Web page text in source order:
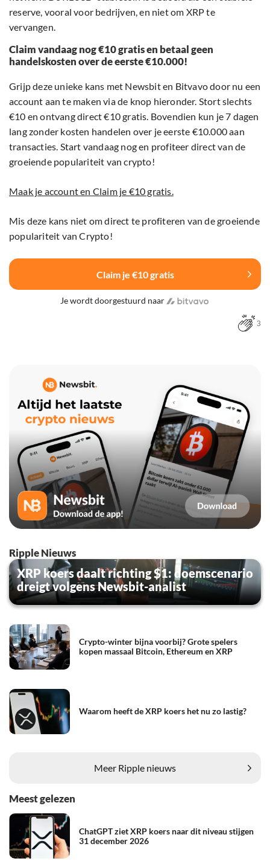
reserve, vooral voor bedrijven, en niet om XRP te
vervangen.
Claim vandaag nog €10 gratis en betaal geen
handelskosten over de eerste €10.000!
Grijp deze unieke kans met Newsbit en Bitvavo door nu een
account aan te maken via de knop hieronder. Stort slechts
€10 en ontvang direct €10 gratis. Bovendien kun je 7 dagen
lang zonder kosten handelen over je eerste €10.000 aan
transacties. Start vandaag nog en profiteer direct van de
groeiende populariteit van crypto!
Maak je account en Claim je €10 gratis.
Mis deze kans niet om direct te profiteren van de groeiende
populariteit van Crypto!
Claim je €10 gratis
Je wordt doorgestuurd naar
3
Ripple Nieuws
XRP koers daalt richting $1: doemscenario
dreigt volgens Newsbit-analist
Crypto-winter bijna voorbij? Grote spelers
kopen massaal Bitcoin, Ethereum en XRP
Waarom heeft de XRP koers het nu zo lastig?
Meer Ripple nieuws
Meest gelezen
ChatGPT ziet XRP koers naar dit niveau stijgen
31 december 2026